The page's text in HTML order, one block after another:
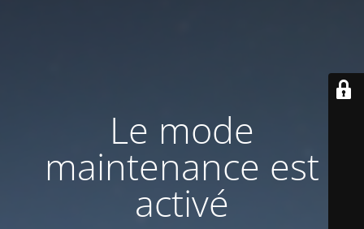
Le mode
maintenance est
activé